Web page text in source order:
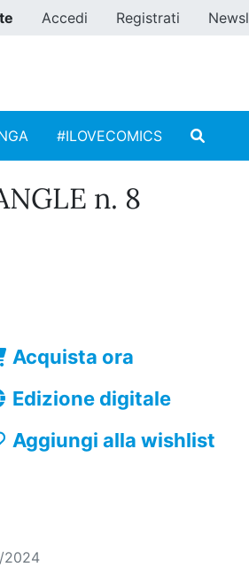
Accedi Registrati
#ILOVECOMICS
n. 8
Acquista ora
Edizione digitale
Aggiungi alla wishlist
2024